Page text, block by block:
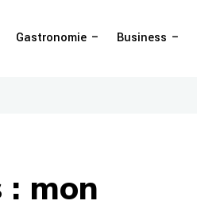
Gastronomie Business
mon